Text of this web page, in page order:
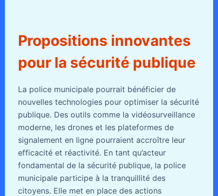
Propositions innovantes
pour la sécurité publique
La police municipale pourrait bénéficier de
nouvelles technologies pour optimiser la sécurité
publique. Des outils comme la vidéosurveillance
moderne, les drones et les plateformes de
signalement en ligne pourraient accroître leur
efficacité et réactivité. En tant qu’acteur
fondamental de la sécurité publique, la police
municipale participe à la tranquillité des
citoyens. Elle met en place des actions